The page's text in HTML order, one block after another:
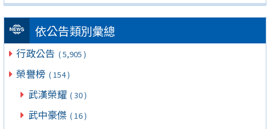
依公告類別彙總
行政公告 ( 5,905 )
榮譽榜 ( 154 )
武漢榮耀 ( 30 )
武中豪傑 ( 16 )